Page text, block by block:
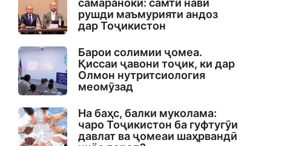
самаранокӣ: самти нави
рушди маъмурияти андоз
дар Тоҷикистон
Барои солимии ҷомеа.
Қиссаи ҷавони тоҷик, ки дар
Олмон нутритсиология
меомӯзад
На баҳс, балки муколама:
чаро Тоҷикистон ба гуфтугӯи
давлат ва ҷомеаи шаҳрвандӣ